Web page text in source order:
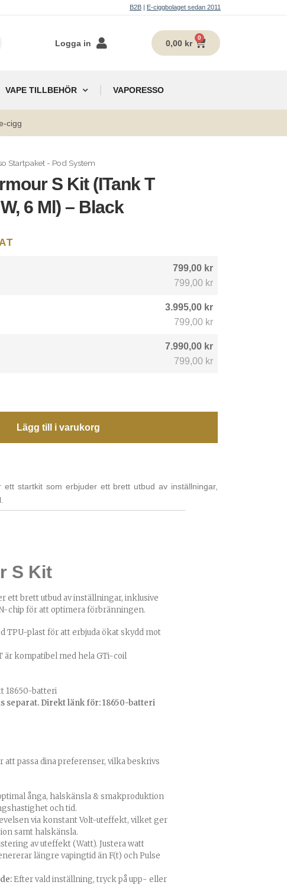
B2B | E-ciggbolaget sedan 2011
Logga in 0,00 kr
0
VAPE TILLBEHÖR VAPORESSO
cigg
Startpaket - Pod System
S Kit (iTank T
6 Ml) – Black
799,00 kr
799,00 kr
3.995,00 kr
799,00 kr
7.990,00 kr
799,00 kr
Lägg till i varukorg
ett startkit som erbjuder ett brett utbud av inställningar,
S Kit
ett brett utbud av inställningar, inklusive
chip för att optimera förbränningen.
TPU-plast för att erbjuda ökat skydd mot
är kompatibel med hela GTi-coil
18650-batteri
separat. Direkt länk för:18650-batteri
passa dina preferenser, vilka beskrivs
ånga, halskänsla & smakproduktion
och tid.
via konstant Volt-uteffekt, vilket ger
samt halskänsla.
av uteffekt (Watt). Justera watt
längre vapingtid än F(t) och Pulse
Efter vald inställning, tryck på upp- eller